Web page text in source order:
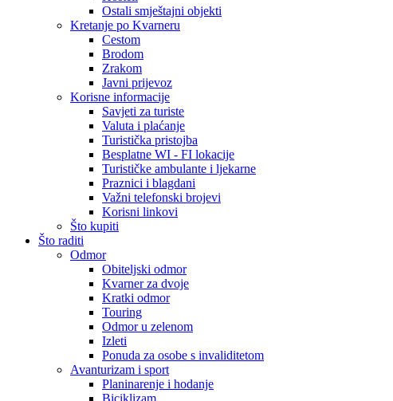
Ostali smještajni objekti
Kretanje po Kvarneru
Cestom
Brodom
Zrakom
Javni prijevoz
Korisne informacije
Savjeti za turiste
Valuta i plaćanje
Turistička pristojba
Besplatne WI - FI lokacije
Turističke ambulante i ljekarne
Praznici i blagdani
Važni telefonski brojevi
Korisni linkovi
Što kupiti
Što raditi
Odmor
Obiteljski odmor
Kvarner za dvoje
Kratki odmor
Touring
Odmor u zelenom
Izleti
Ponuda za osobe s invaliditetom
Avanturizam i sport
Planinarenje i hodanje
Biciklizam